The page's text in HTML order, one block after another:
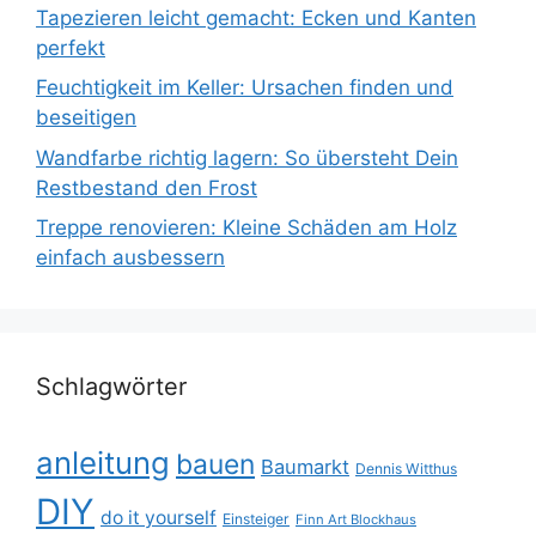
Tapezieren leicht gemacht: Ecken und Kanten
perfekt
Feuchtigkeit im Keller: Ursachen finden und
beseitigen
Wandfarbe richtig lagern: So übersteht Dein
Restbestand den Frost
Treppe renovieren: Kleine Schäden am Holz
einfach ausbessern
Schlagwörter
anleitung bauen Baumarkt Dennis Witthus
DIY do it yourself Einsteiger Finn Art Blockhaus